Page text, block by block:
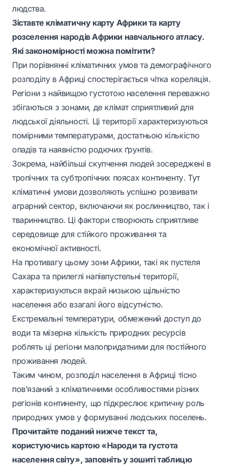
людства.
Зіставте кліматичну карту Африки та карту
розселення народів Африки навчального атласу.
Які закономірності можна помітити?
При порівнянні кліматичних умов та демографічного
розподілу в Африці спостерігається чітка кореляція.
Регіони з найвищою густотою населення переважно
збігаються з зонами, де клімат сприятливий для
людської діяльності. Ці території характеризуються
помірними температурами, достатньою кількістю
опадів та наявністю родючих ґрунтів.
Зокрема, найбільші скупчення людей зосереджені в
тропічних та субтропічних поясах континенту. Тут
кліматичні умови дозволяють успішно розвивати
аграрний сектор, включаючи як рослинництво, так і
тваринництво. Ці фактори створюють сприятливе
середовище для стійкого проживання та
економічної активності.
На противагу цьому зони Африки, такі як пустеля
Сахара та прилеглі напівпустельні території,
характеризуються вкрай низькою щільністю
населення або взагалі його відсутністю.
Екстремальні температури, обмежений доступ до
води та мізерна кількість природних ресурсів
роблять ці регіони малопридатними для постійного
проживання людей.
Таким чином, розподіл населення в Африці тісно
пов’язаний з кліматичними особливостями різних
регіонів континенту, що підкреслює критичну роль
природних умов у формуванні людських поселень.
Прочитайте поданий нижче текст та,
користуючись картою «Народи та густота
населення світу», заповніть у зошиті таблицю